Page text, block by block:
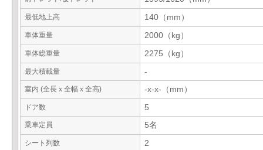
最低地上高 140（mm）
車体重量 2000（kg）
車体総重量 2275（kg）
最大積載量 -
室内 (全長ｘ全幅ｘ全高) -x-x-（mm）
ドア数 5
乗車定員 5名
シート列数 2